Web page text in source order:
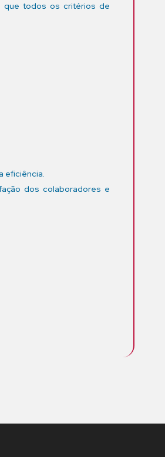
que todos os critérios de
eficiência.
dos colaboradores e